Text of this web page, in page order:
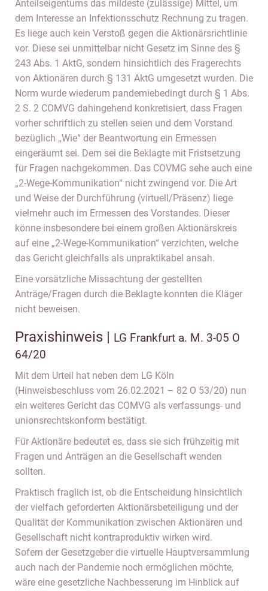
Anteilseigentums das mildeste (zulässige) Mittel, um
dem Interesse an Infektionsschutz Rechnung zu tragen.
Es liege auch kein Verstoß gegen die Aktionärsrichtlinie
vor. Diese sei unmittelbar nicht Gesetz im Sinne des §
243 Abs. 1 AktG, sondern hinsichtlich des Fragerechts
von Aktionären durch § 131 AktG umgesetzt wurden. Die
Norm wurde wiederum pandemiebedingt durch § 1 Abs.
2 S. 2 COMVG dahingehend konkretisiert, dass Fragen
vorher schriftlich zu stellen seien und dem Vorstand
bezüglich „Wie“ der Beantwortung ein Ermessen
eingeräumt sei. Dem sei die Beklagte mit Fristsetzung
für Fragen nachgekommen. Das COVMG sehe auch eine
„2-Wege-Kommunikation“ nicht zwingend vor. Die Art
und Weise der Durchführung (virtuell/Präsenz) liege
vielmehr auch im Ermessen des Vorstandes. Dieser
könne insbesondere bei einem großen Aktionärskreis
auf eine „2-Wege-Kommunikation“ verzichten, welche
das Gericht gleichfalls als unpraktikabel ansah.
Eine vorsätzliche Missachtung der gestellten
Anträge/Fragen durch die Beklagte konnten die Kläger
nicht beweisen.
Praxishinweis | LG Frankfurt a. M. 3-05 O
64/20
Mit dem Urteil hat neben dem LG Köln
(Hinweisbeschluss vom 26.02.2021 – 82 O 53/20) nun
ein weiteres Gericht das COMVG als verfassungs- und
unionsrechtskonform bestätigt.
Für Aktionäre bedeutet es, dass sie sich frühzeitig mit
Fragen und Anträgen an die Gesellschaft wenden
sollten.
Praktisch fraglich ist, ob die Entscheidung hinsichtlich
der vielfach geforderten Aktionärsbeteiligung und der
Qualität der Kommunikation zwischen Aktionären und
Gesellschaft nicht kontraproduktiv wirken wird.
Sofern der Gesetzgeber die virtuelle Hauptversammlung
auch nach der Pandemie noch ermöglichen möchte,
wäre eine gesetzliche Nachbesserung im Hinblick auf